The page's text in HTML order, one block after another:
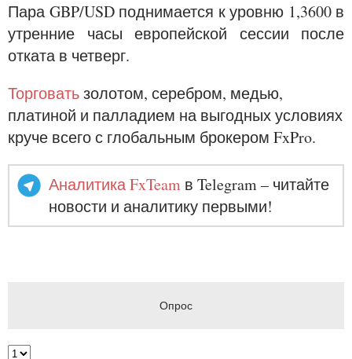
Пара GBP/USD поднимается к уровню 1,3600 в
утренние часы европейской сессии после
отката в четверг.
Торговатьзолотом, серебром, медью,
платиной и палладием на выгодных условиях
круче всего с глобальным брокером FxPro.
Аналитика FxTeam в Telegram – читайте
новости и аналитику первыми!
Опрос